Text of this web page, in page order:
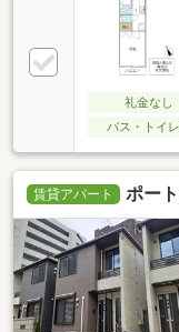
礼金なし
バス・トイ
賃貸アパート ポー